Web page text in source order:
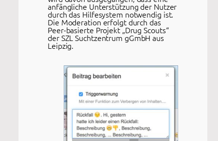
anfängliche Unterstützung der Nutzer
durch das Hilfesystem notwendig ist.
Die Moderation erfolgt durch das
Peer-basierte Projekt „Drug Scouts“
der SZL Suchtzentrum gGmbH aus
Leipzig.